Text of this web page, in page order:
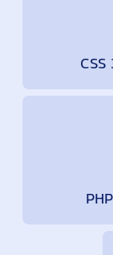
CSS
PHP